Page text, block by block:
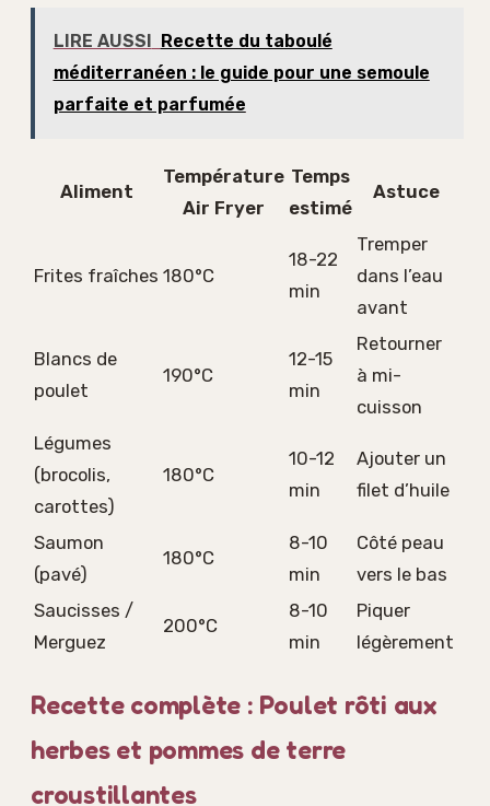
LIRE AUSSI
Recette du taboulé
méditerranéen : le guide pour une semoule
parfaite et parfumée
Aliment
Température
Air Fryer
Temps
estimé
Astuce
Frites fraîches 180°C
18-22
min
Tremper
dans l’eau
avant
Blancs de
poulet
190°C
12-15
min
Retourner
à mi-
cuisson
Légumes
(brocolis,
carottes)
180°C
10-12
min
Ajouter un
filet d’huile
Saumon
(pavé)
180°C
8-10
min
Côté peau
vers le bas
Saucisses /
Merguez
200°C
8-10
min
Piquer
légèrement
Recette complète : Poulet rôti aux
herbes et pommes de terre
croustillantes